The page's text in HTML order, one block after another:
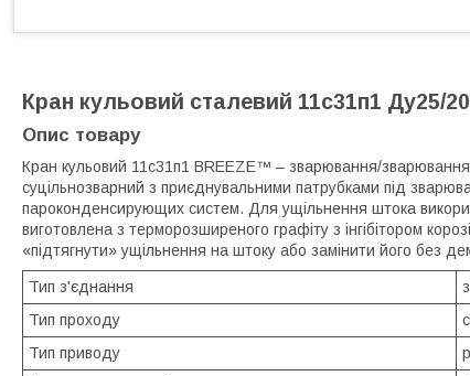
Кран кульовий сталевий 11с31п1 Ду25/20
Опис товару
Кран кульовий 11с31п1 BREEZE™ – зварювання/
суцільнозварний з приєднувальними патрубками під
пароконденсирующих систем. Для ущільнення штока
виготовлена з терморозширеного графіту з інгібітором
«підтягнути» ущільнення на штоку або замінити його без
Тип з'єднання
Тип проходу
Тип приводу